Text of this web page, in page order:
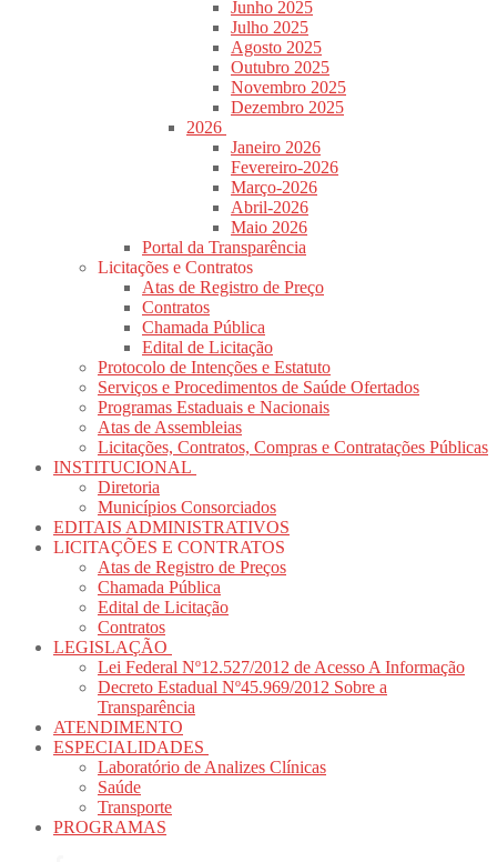
Junho 2025
Julho 2025
Agosto 2025
Outubro 2025
Novembro 2025
Dezembro 2025
2026
Janeiro 2026
Fevereiro-2026
Março-2026
Abril-2026
Maio 2026
Portal da Transparência
Licitações e Contratos
Atas de Registro de Preço
Contratos
Chamada Pública
Edital de Licitação
Protocolo de Intenções e Estatuto
Serviços e Procedimentos de Saúde Ofertados
Programas Estaduais e Nacionais
Atas de Assembleias
Licitações, Contratos, Compras e Contratações Públicas
INSTITUCIONAL
Diretoria
Municípios Consorciados
EDITAIS ADMINISTRATIVOS
LICITAÇÕES E CONTRATOS
Atas de Registro de Preços
Chamada Pública
Edital de Licitação
Contratos
LEGISLAÇÃO
Lei Federal Nº12.527/2012 de Acesso A Informação
Decreto Estadual Nº45.969/2012 Sobre a
Transparência
ATENDIMENTO
ESPECIALIDADES
Laboratório de Analizes Clínicas
Saúde
Transporte
PROGRAMAS